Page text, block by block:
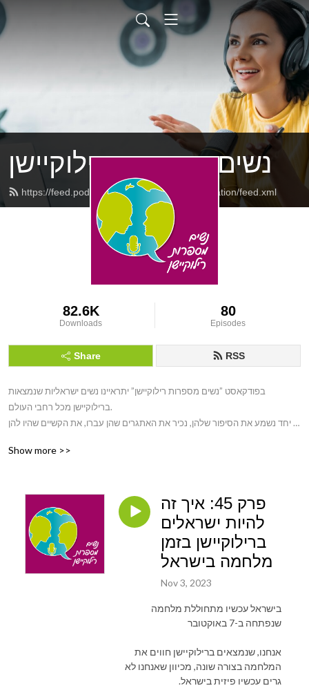
נשים מספרות רילוקיישן
https://feed.podbean.com/womenspeakrelocation/feed.xml
82.6K
Downloads
80
Episodes
Share RSS
בפודקאסט ”נשים מספרות רילוקיישן” יתראיינו נשים ישראליות שנמצאות
ברילוקיישן מכל רחבי העולם.
יחד נשמע את הסיפור שלהן, נכיר את האתגרים שהן עברו, את הקשיים שהיו להן
הפודקאסט נוצר כדי שכל אישה שנמצאת ברילוקיישן או מתכננת אחד שכזה תדע
סיפורים של נשים מעניינות ברילוקיישן,  הפודקאסט ”נשים מספרות רילוקיישן” הוא
בדיוק בשבילכם!
Show more >>
פרק 45: איך זה
להיות ישראלים
ברילוקיישן בזמן
מלחמה בישראל
Nov 3, 2023
בישראל עכשיו מתחוללת מלחמה
שנפתחה ב-7 באוקטובר
אנחנו, שנמצאים ברילוקיישן חווים את
המלחמה בצורה שונה, מכיוון שאנחנו לא
גרים עכשיו פיזית בישראל.